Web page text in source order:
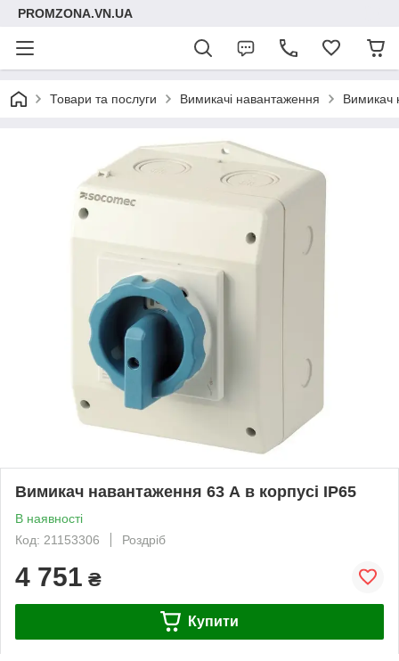
PROMZONA.VN.UA
Товари та послуги Вимикачі навантаження Вимикач
Вимикач навантаження 63 А в корпусі IP65
В наявності
Код: 21153306
Роздріб
4 751 ₴
Купити